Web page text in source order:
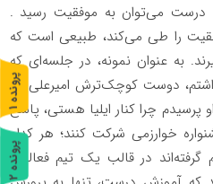
درست می‌توان به موفقیت رسید .
را طی می‌کند، طبیعی است که
به عنوان نمونه، در جلسه‌ای که
داشتم، دوست کوچک‌ترش امیرعلی نیز
پرسیدم چرا کنار ایلیا هستی، پاسخ
خوارزمی شرکت کنند؛ هر کدام
در قالب یک تیم فعالیت
پ
ر
و
ن
د
ه
1
پ
ر
و
ن
د
ه
2